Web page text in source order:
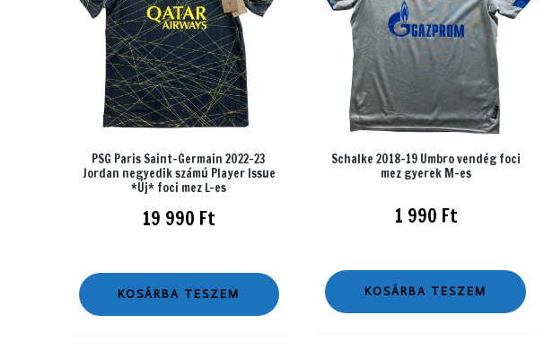
PSG Paris Saint-Germain 2022-23
Jordan negyedik számú Player Issue
*Új* foci mez L-es
19 990 Ft
KOSÁRBA TESZEM
Schalke 2018-19 Umbro vendég foci
mez gyerek M-es
1 990 Ft
KOSÁRBA TESZEM